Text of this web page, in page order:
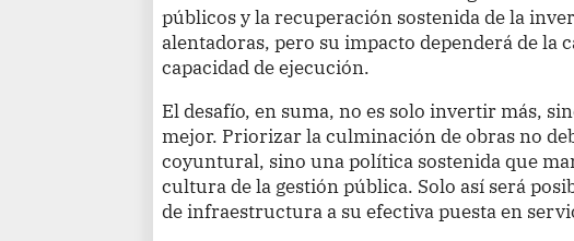
públicos y la recuperación sostenida de la
alentadoras, pero su impacto dependerá de la
capacidad de ejecución.
El desafío, en suma, no es solo invertir más,
mejor. Priorizar la culminación de obras no
coyuntural, sino una política sostenida que
cultura de la gestión pública. Solo así será
de infraestructura a su efectiva puesta en